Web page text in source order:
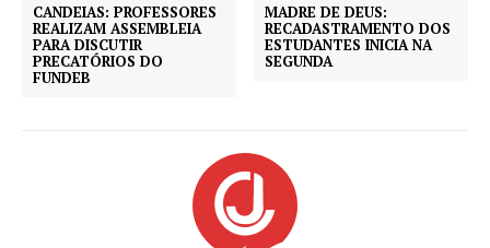
CANDEIAS: PROFESSORES
REALIZAM ASSEMBLEIA
PARA DISCUTIR
PRECATÓRIOS DO
FUNDEB
MADRE DE DEUS:
RECADASTRAMENTO DOS
ESTUDANTES INICIA NA
SEGUNDA